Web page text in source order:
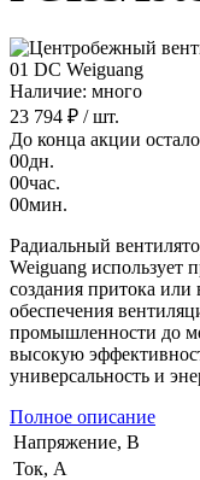
Наличие: много
23 794 ₽ / шт.
До конца акции
00дн.
00час.
00мин.
Радиальный
Weiguang использует
создания притока или
обеспечения
промышленности до
высокую
универсальность и
Полное описание
Напряжение, В
Ток, А